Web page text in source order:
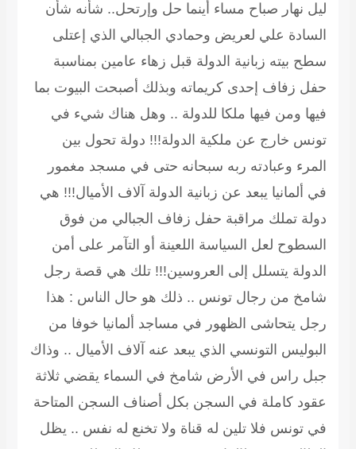
ليل نهار صباح مساء أينما حل وإرتحل.. شأنه شأن
السادة علي لعريض وحمادي الجبالي الذي إعتلى
سطح بيته زبانية الدولة قبل زهاء عامين بمناسبة
حفل زفاف إحدى كريماته وبذلك أصبحت البيوت بما
فيها ومن فيها ملكا للدولة .. وهل هناك شيء في
تونس خارج عن ملكية الدولة!!! دولة تحول بين
المرء وعبادته ربه سبحانه حتى في مسجد مغمور
في ألمانيا يبعد عن زبانية الدولة آلاف الأميال!!! هي
دولة تملك مراقبة حفل زفاف الجبالي من فوق
السطوح لعل السياسة اللعينة أو التآمر على أمن
الدولة يتسلل إلى العروسين!!! تلك هي قصة رجل
شامخ من رجال تونس .. ذلك هو حال الناس : هذا
رجل يتحاشى الظهور في مساجد ألمانيا خوفا من
البوليس التونسي الذي يبعد عنه آلاف الأميال .. وذاك
جبل راس في الأرض شامخ في السماء يقضي ثلاثة
عقود كاملة في السجن بكل أصناف السجن المتاحة
في تونس فلا تلين له قناة ولا تخنع له نفس .. يظل